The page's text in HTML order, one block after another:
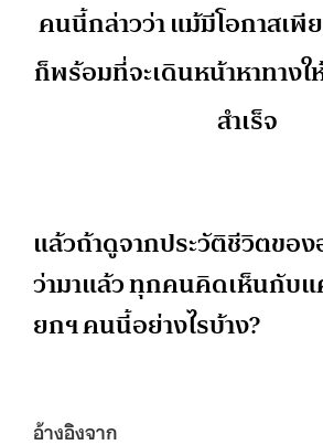
คนนี้กล่าวว่า แม้มีโอกาสเพี
ก็พร้อมที่จะเดินหน้าหาทางใ
สำเร็จ
แล้วถ้าดูจากประวัติชีวิตขอ
ว่ามาแล้ว ทุกคนคิดเห็นกับ
ยกฯ คนนี้อย่างไรบ้าง?
อ้างอิงจาก